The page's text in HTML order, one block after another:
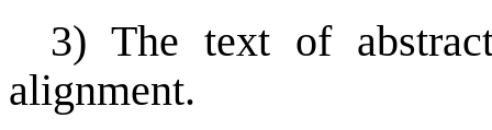
3) The text of
alignment.